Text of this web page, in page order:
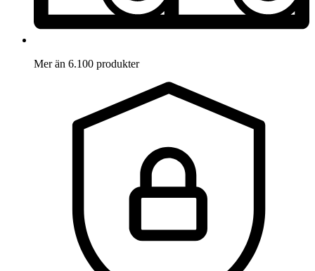
Mer än 6.100 produkter